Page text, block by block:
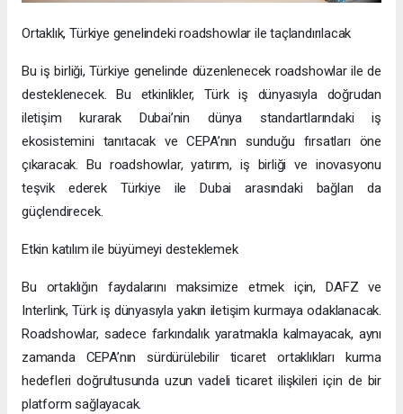
Ortaklık, Türkiye genelindeki roadshowlar ile taçlandırılacak
Bu iş birliği, Türkiye genelinde düzenlenecek roadshowlar ile de
desteklenecek. Bu etkinlikler, Türk iş dünyasıyla doğrudan
iletişim kurarak Dubai’nin dünya standartlarındaki iş
ekosistemini tanıtacak ve CEPA’nın sunduğu fırsatları öne
çıkaracak. Bu roadshowlar, yatırım, iş birliği ve inovasyonu
teşvik ederek Türkiye ile Dubai arasındaki bağları da
güçlendirecek.
Etkin katılım ile büyümeyi desteklemek
Bu ortaklığın faydalarını maksimize etmek için, DAFZ ve
Interlink, Türk iş dünyasıyla yakın iletişim kurmaya odaklanacak.
Roadshowlar, sadece farkındalık yaratmakla kalmayacak, aynı
zamanda CEPA’nın sürdürülebilir ticaret ortaklıkları kurma
hedefleri doğrultusunda uzun vadeli ticaret ilişkileri için de bir
platform sağlayacak.